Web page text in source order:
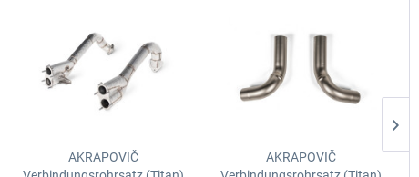
AKRAPOVIČ
AKRAPOVIČ